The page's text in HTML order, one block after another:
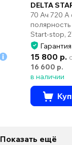
DELTA
70 Ач 720 А
полярность
Start-stop,
15 800 р.
16 600 р.
в наличии
Показать ещё